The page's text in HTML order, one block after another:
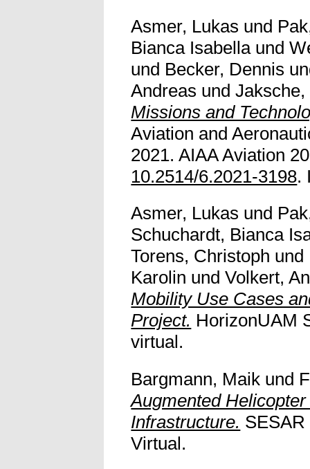
Asmer, Lukas und
Bianca Isabellaund
und Becker, Dennis
Andreas und
Missions and
Aviation and
2021. AIAA Aviation
10.2514/6.2021-3198.
Asmer, Lukas und
Schuchardt, Bianca
Torens, Christoph und
Karolin undVolkert,
Mobility Use Cases
Project. HorizonUAM
virtual.
Bargmann, Maik und
Augmented
Infrastructure.
Virtual.